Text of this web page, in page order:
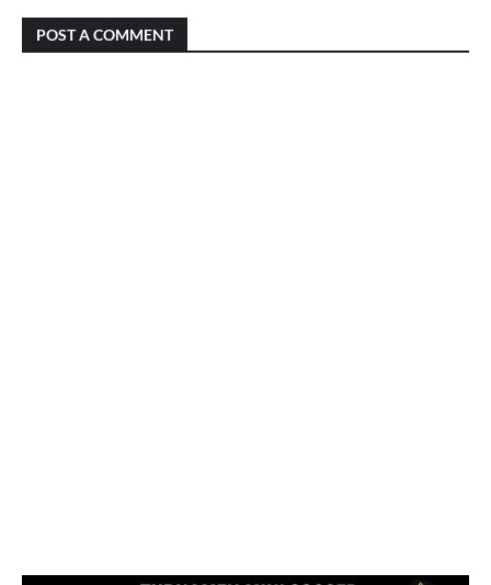
POST A COMMENT